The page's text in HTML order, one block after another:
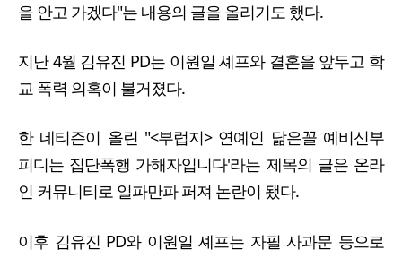
을 안고 가겠다"는 내용의 글을 올리기도 했다.
지난 4월 김유진 PD는 이원일 셰프와 결혼을 앞두고 학
교 폭력 의혹이 불거졌다.
한 네티즌이 올린 "<부럽지> 연예인 닮은꼴 예비신부
피디는 집단폭행 가해자입니다'라는 제목의 글은 온라
인 커뮤니티로 일파만파 퍼져 논란이 됐다.
이후 김유진 PD와 이원일 셰프는 자필 사과문 등으로